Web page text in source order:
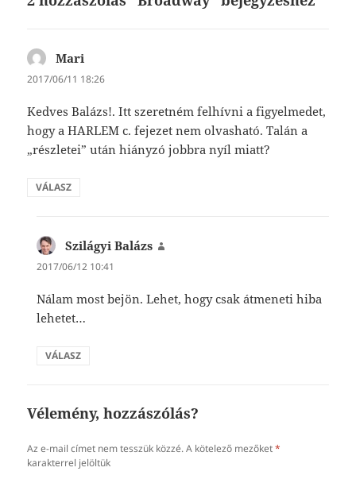
Mari
2017/06/11 18:26
Kedves Balázs!. Itt szeretném felhívni a figyelmedet,
hogy a HARLEM c. fejezet nem olvasható. Talán a
„részletei” után hiányzó jobbra nyíl miatt?
VÁLASZ
Szilágyi Balázs
2017/06/12 10:41
Nálam most bejön. Lehet, hogy csak átmeneti hiba
lehetet…
VÁLASZ
Vélemény, hozzászólás?
Az e-mail címet nem tesszük közzé. A kötelező mezőket*
karakterrel jelöltük